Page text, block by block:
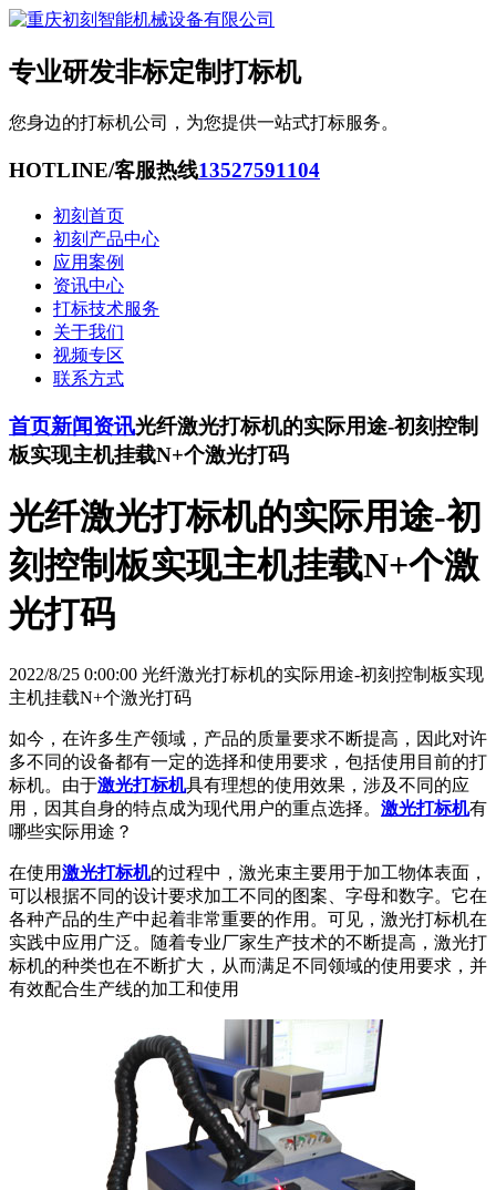
专业研发非标定制打标机
您身边的打标机公司，为您提供一站式打标服务。
HOTLINE/客服热线13527591104
初刻首页
初刻产品中心
应用案例
资讯中心
打标技术服务
关于我们
视频专区
联系方式
首页新闻资讯光纤激光打标机的实际用途-初刻控制
板实现主机挂载N+个激光打码
光纤激光打标机的实际用途-初
刻控制板实现主机挂载N+个激
光打码
2022/8/25 0:00:00 光纤激光打标机的实际用途-初刻控制板实现
主机挂载N+个激光打码
如今，在许多生产领域，产品的质量要求不断提高，因此对许
多不同的设备都有一定的选择和使用要求，包括使用目前的打
标机。由于激光打标机具有理想的使用效果，涉及不同的应
用，因其自身的特点成为现代用户的重点选择。 激光打标机有
哪些实际用途？
在使用激光打标机的过程中，激光束主要用于加工物体表面，
可以根据不同的设计要求加工不同的图案、字母和数字。它在
各种产品的生产中起着非常重要的作用。可见，激光打标机在
实践中应用广泛。随着专业厂家生产技术的不断提高，激光打
标机的种类也在不断扩大，从而满足不同领域的使用要求，并
有效配合生产线的加工和使用